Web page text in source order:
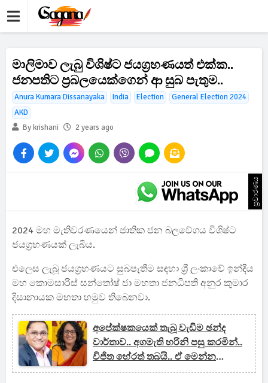
මාලිමාව ලැබු විශිෂ්ට ජයග්‍රහණයත් එක්ක..
ජනපතිට ප්‍රබලයෙක්ගෙන් ආ සුබ පැතුම..
Anura Kumara Dissanayaka India Election
General Election 2024
AKD
By krishani
2 years ago
ප්‍රචාරණය
2024 මහ මැතිවරණයෙන් ජාතික ජන බලවේගය විශිෂ්ට
ජයග්‍රහණයක් ලැබීය.
එලෙස ලැබූ ජයග්‍රහණයට සුබපැතීම සඳහා ශ්‍රී ලංකාවේ ඉන්දීය
මහ කොමසාරිස් සන්තෝෂ් ජා මහතා ජනධිපති අනුර කුමාර
දිසානායක මහතා හමුව තිබෙනවා.
අපේක්ෂකයෙක් තැබූ වැඩිම ඡන්ද
වාර්තාව.. අගමැති හරිනි පසු කරමින්..
විජිත හේරත් තබයි.. ඒ මෙන්න
මෙහෙමයි..